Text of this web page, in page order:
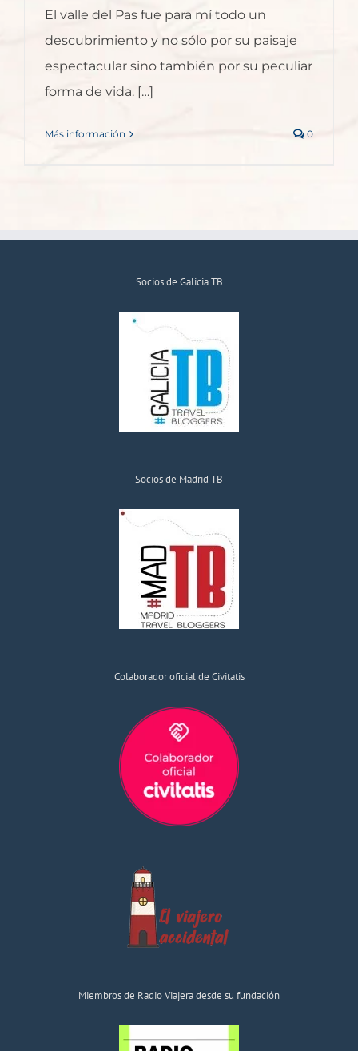
El valle del Pas fue para mí todo un
descubrimiento y no sólo por su paisaje
espectacular sino también por su peculiar
forma de vida. […]
Más información 0
Socios de Galicia TB
Socios de Madrid TB
Colaborador oficial de Civitatis
Miembros de Radio Viajera desde su fundación